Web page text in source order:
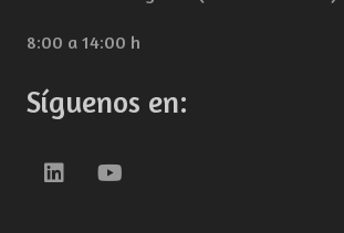
8:00 a 14:00 h
Síguenos en: